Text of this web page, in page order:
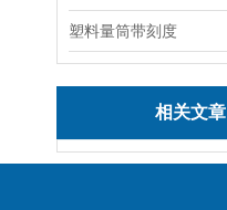
塑料量筒带刻度
相关文章